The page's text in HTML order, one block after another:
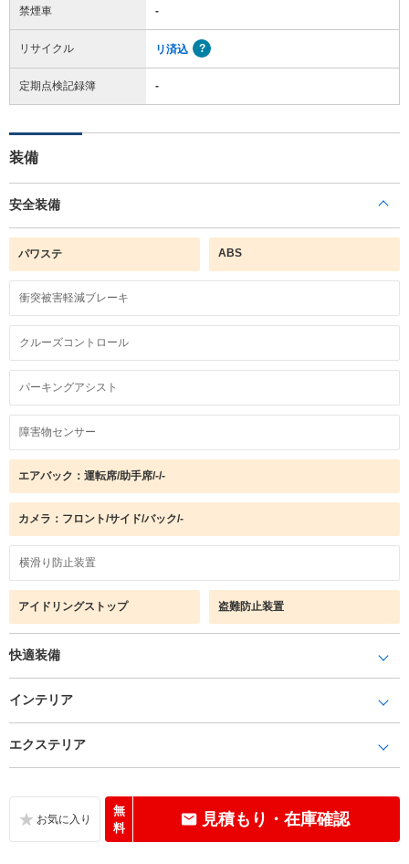
禁煙車 -
リサイクル リ済込
定期点検記録簿 -
装備
安全装備
パワステ ABS
衝突被害軽減ブレーキ
クルーズコントロール
パーキングアシスト
障害物センサー
エアバック：運転席/助手席/-/-
カメラ：フロント/サイド/バック/-
横滑り防止装置
アイドリングストップ 盗難防止装置
快適装備
インテリア
エクステリア
無
料
見積もり・在庫確認